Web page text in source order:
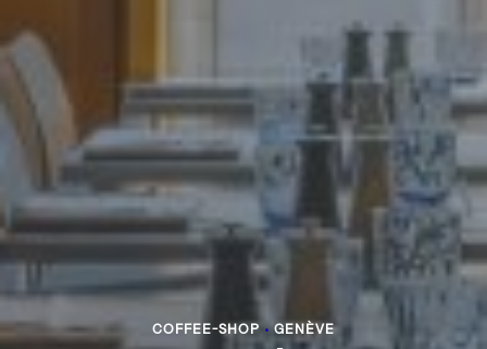
COFFEE-SHOP • GENÈVE